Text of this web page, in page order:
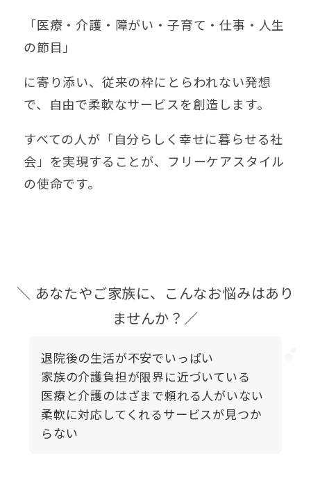
「医療・介護・障がい・子育て・仕事・人生
の節目」
に寄り添い、従来の枠にとらわれない発想
で、自由で柔軟なサービスを創造します。
すべての人が「自分らしく幸せに暮らせる社
会」を実現することが、フリーケアスタイル
の使命です。
＼ あなたやご家族に、こんなお悩みはあり
ませんか？／
退院後の生活が不安でいっぱい
家族の介護負担が限界に近づいている
医療と介護のはざまで頼れる人がいない
柔軟に対応してくれるサービスが見つか
らない